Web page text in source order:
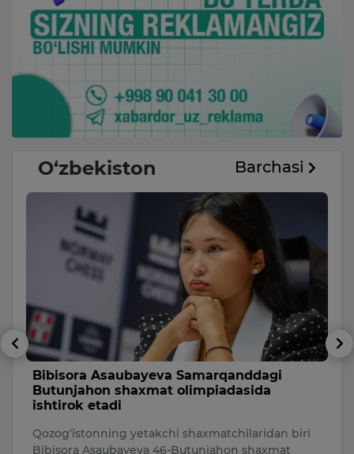
O‘zbekiston Barchasi
biri
O‘zbekistonda chorvachilikni
rivojlantirishga 463 million dollar ajratiladi
rivojlantirish maqsadida 2026–2028 yillarda 463